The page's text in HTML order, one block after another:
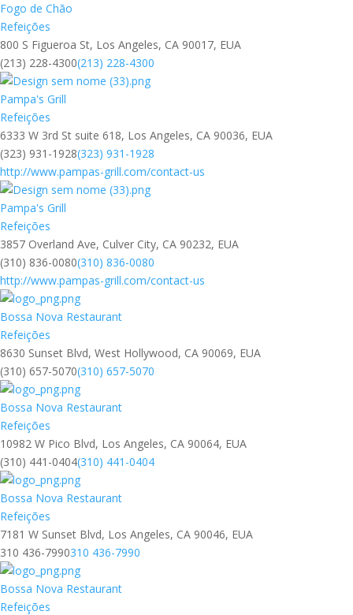
Fogo de Chão
Refeições
800 S Figueroa St, Los Angeles, CA 90017, EUA
(213) 228-4300(213) 228-4300
Pampa's Grill
Refeições
6333 W 3rd St suite 618, Los Angeles, CA 90036, EUA
(323) 931-1928(323) 931-1928
http://www.pampas-grill.com/contact-us
Pampa's Grill
Refeições
3857 Overland Ave, Culver City, CA 90232, EUA
(310) 836-0080(310) 836-0080
http://www.pampas-grill.com/contact-us
Bossa Nova Restaurant
Refeições
8630 Sunset Blvd, West Hollywood, CA 90069, EUA
(310) 657-5070(310) 657-5070
Bossa Nova Restaurant
Refeições
10982 W Pico Blvd, Los Angeles, CA 90064, EUA
(310) 441-0404(310) 441-0404
Bossa Nova Restaurant
Refeições
7181 W Sunset Blvd, Los Angeles, CA 90046, EUA
310 436-7990310 436-7990
Bossa Nova Restaurant
Refeições